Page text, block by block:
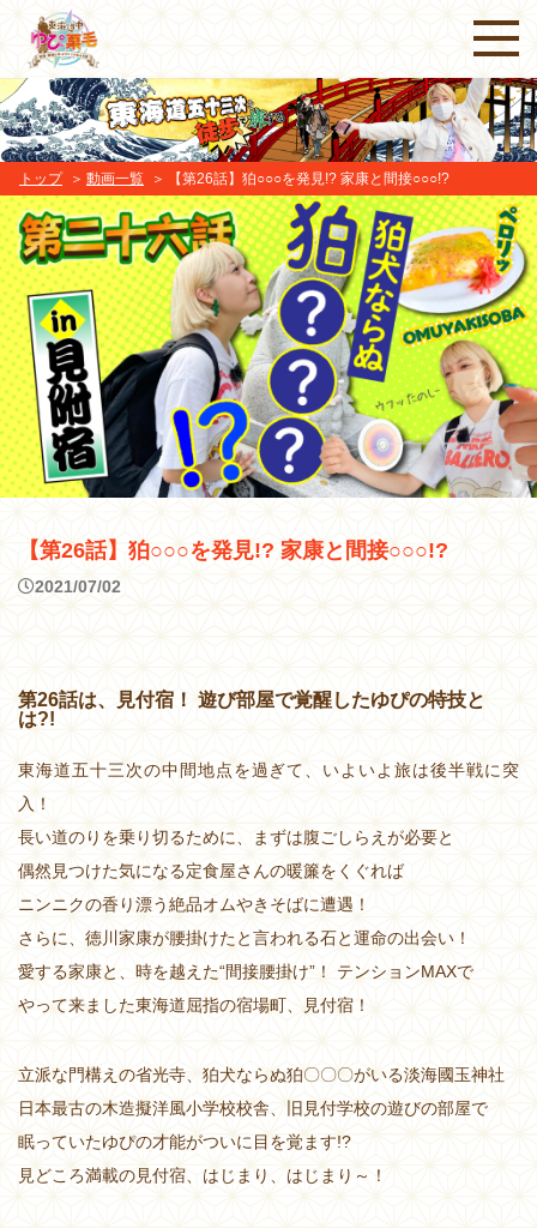
トップ 動画一覧 【第26話】狛○○○を発見!? 家康と間接○○○!?
【第26話】狛○○○を発見!? 家康と間接○○○!?
2021/07/02
第26話は、見付宿！ 遊び部屋で覚醒したゆぴの特技と
は?!
東海道五十三次の中間地点を過ぎて、いよいよ旅は後半戦に突
入！
長い道のりを乗り切るために、まずは腹ごしらえが必要と
偶然見つけた気になる定食屋さんの暖簾をくぐれば
ニンニクの香り漂う絶品オムやきそばに遭遇！
さらに、徳川家康が腰掛けたと言われる石と運命の出会い！
愛する家康と、時を越えた“間接腰掛け”！ テンションMAXで
やって来ました東海道屈指の宿場町、見付宿！
立派な門構えの省光寺、狛犬ならぬ狛〇〇〇がいる淡海國玉神社
日本最古の木造擬洋風小学校校舎、旧見付学校の遊びの部屋で
眠っていたゆぴの才能がついに目を覚ます!?
見どころ満載の見付宿、はじまり、はじまり～！